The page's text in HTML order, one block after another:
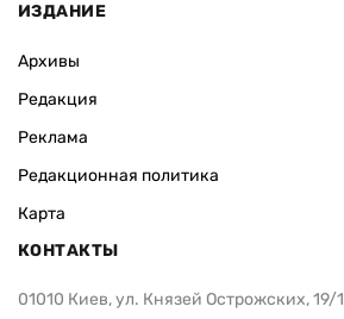
ИЗДАНИЕ
Архивы
Редакция
Реклама
Редакционная политика
Карта
КОНТАКТЫ
01010 Киев, ул. Князей Острожских, 19/1